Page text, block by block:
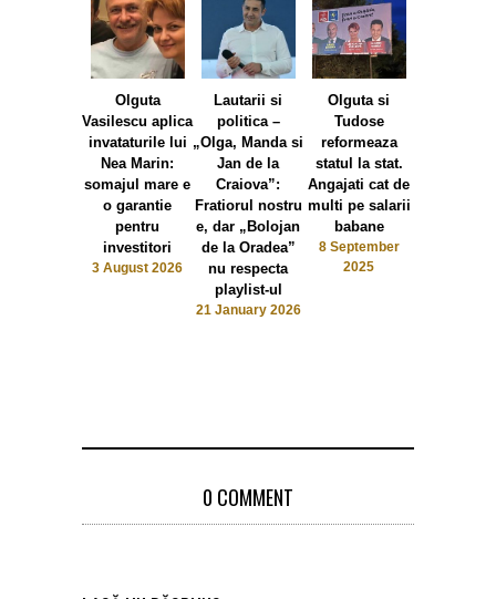
Olguta
Vasilescu aplica
invataturile lui
Nea Marin:
somajul mare e
o garantie
pentru
investitori
3 August 2026
Lautarii si
politica –
„Olga, Manda si
Jan de la
Craiova”:
Fratiorul nostru
e, dar „Bolojan
de la Oradea”
nu respecta
playlist-ul
21 January 2026
Olguta si
Tudose
reformeaza
statul la stat.
Angajati cat de
multi pe salarii
babane
8 September
2025
0 COMMENT